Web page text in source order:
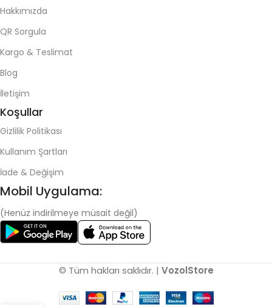
Hakkımızda
QR Sorgula
Kargo & Teslimat
Blog
İletişim
Koşullar
Gizlilik Politikası
Kullanım Şartları
İade & Değişim
Mobil Uygulama:
(Henüz indirilmeye müsait değil)
© Tüm hakları saklıdır. | VozolStore